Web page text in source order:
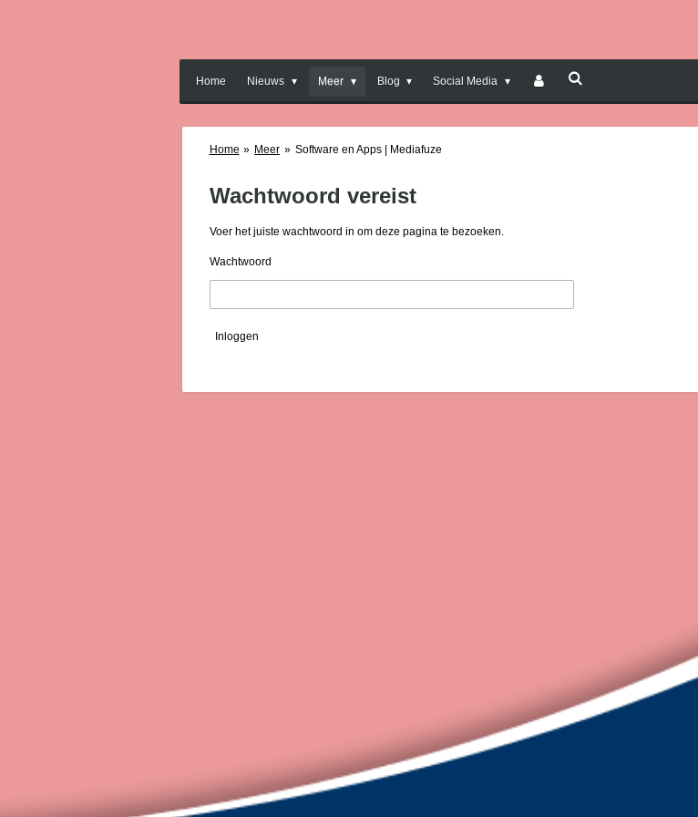
Home Nieuws Meer Blog Social Media
Home » Meer » Software en Apps | Mediafuze
Wachtwoord vereist
Voer het juiste wachtwoord in om deze pagina te bezoeken.
Wachtwoord
Inloggen